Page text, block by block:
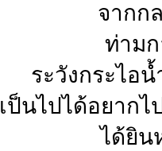
จากก
ท่าม
ระวังกระไอ
เป็นไปได้อยาก
ได้ยิน